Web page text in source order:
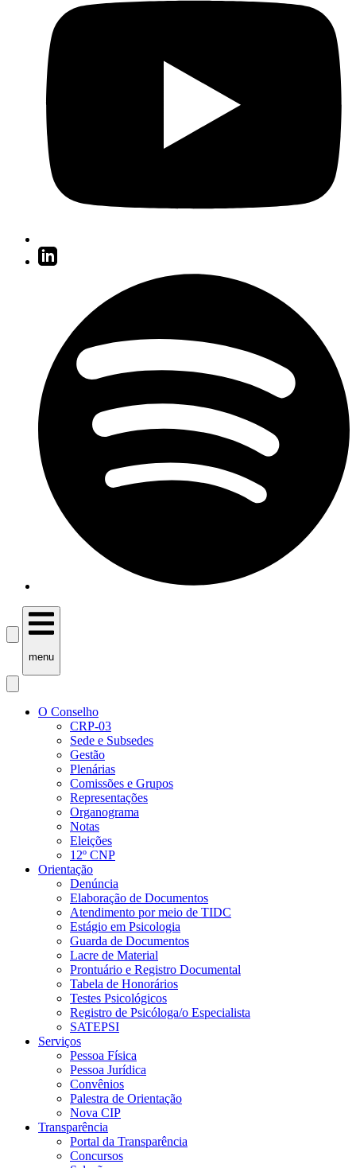
menu
O Conselho
CRP-03
Sede e Subsedes
Gestão
Plenárias
Comissões e Grupos
Representações
Organograma
Notas
Eleições
12º CNP
Orientação
Denúncia
Elaboração de Documentos
Atendimento por meio de TIDC
Estágio em Psicologia
Guarda de Documentos
Lacre de Material
Prontuário e Registro Documental
Tabela de Honorários
Testes Psicológicos
Registro de Psicóloga/o Especialista
SATEPSI
Serviços
Pessoa Física
Pessoa Jurídica
Convênios
Palestra de Orientação
Nova CIP
Transparência
Portal da Transparência
Concursos